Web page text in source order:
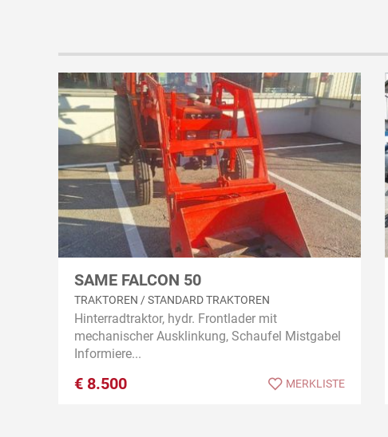
SAME FALCON 50
TRAKTOREN / STANDARD TRAKTOREN
Hinterradtraktor, hydr. Frontlader mit
mechanischer Ausklinkung, Schaufel Mistgabel
Informiere...
€ 8.500 MERKLISTE